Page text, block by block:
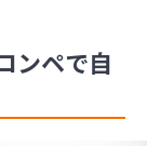
ンペで自